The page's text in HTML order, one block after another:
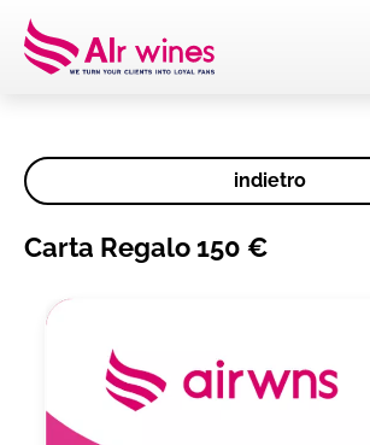
Dalla loro
indietro
Carta Regalo 150 €